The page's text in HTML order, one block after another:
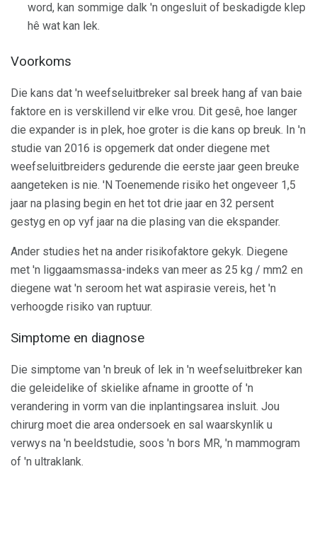
word, kan sommige dalk 'n ongesluit of beskadigde klep
hê wat kan lek.
Voorkoms
Die kans dat 'n weefseluitbreker sal breek hang af van baie
faktore en is verskillend vir elke vrou. Dit gesê, hoe langer
die expander is in plek, hoe groter is die kans op breuk. In 'n
studie van 2016 is opgemerk dat onder diegene met
weefseluitbreiders gedurende die eerste jaar geen breuke
aangeteken is nie. 'N Toenemende risiko het ongeveer 1,5
jaar na plasing begin en het tot drie jaar en 32 persent
gestyg en op vyf jaar na die plasing van die ekspander.
Ander studies het na ander risikofaktore gekyk. Diegene
met 'n liggaamsmassa-indeks van meer as 25 kg / mm2 en
diegene wat 'n seroom het wat aspirasie vereis, het 'n
verhoogde risiko van ruptuur.
Simptome en diagnose
Die simptome van 'n breuk of lek in 'n weefseluitbreker kan
die geleidelike of skielike afname in grootte of 'n
verandering in vorm van die inplantingsarea insluit. Jou
chirurg moet die area ondersoek en sal waarskynlik u
verwys na 'n beeldstudie, soos 'n bors MR, 'n mammogram
of 'n ultraklank.